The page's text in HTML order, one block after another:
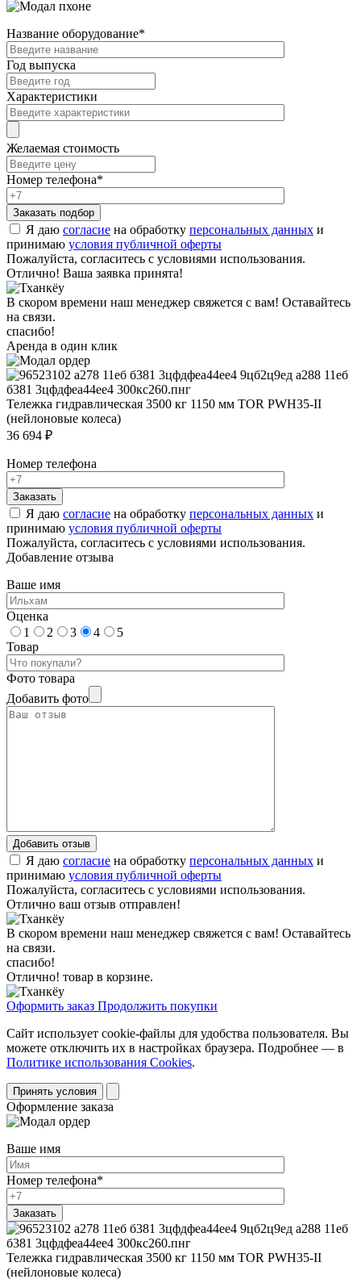
Название оборудование*
Год выпуска
Характеристики
Желаемая стоимость
Номер телефона*
Я даю согласие на обработку персональных данных и
принимаю условия публичной оферты
Пожалуйста, согласитесь с условиями использования.
Отлично! Ваша заявка принята!
В скором времени наш менеджер свяжется с вам! Оставайтесь
на связи.
спасибо!
Аренда в один клик
Тележка гидравлическая 3500 кг 1150 мм TOR PWH35-II
(нейлоновые колеса)
36 694 ₽
Номер телефона
Я даю согласие на обработку персональных данных и
принимаю условия публичной оферты
Пожалуйста, согласитесь с условиями использования.
Добавление отзыва
Ваше имя
Оценка
1
2 3 4
5
Товар
Фото товара
Добавить фото
Я даю согласие на обработку персональных данных и
принимаю условия публичной оферты
Пожалуйста, согласитесь с условиями использования.
Отлично ваш отзыв отправлен!
В скором времени наш менеджер свяжется с вам! Оставайтесь
на связи.
спасибо!
Отлично! товар в корзине.
Оформить заказ Продолжить покупки
Сайт использует cookie-файлы для удобства пользователя. Вы
можете отключить их в настройках браузера. Подробнее — в
Политике использования Cookies.
Принять условия
Оформление заказа
Ваше имя
Номер телефона*
Тележка гидравлическая 3500 кг 1150 мм TOR PWH35-II
(нейлоновые колеса)